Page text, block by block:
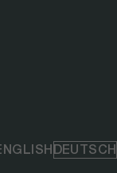
DEUTSCH